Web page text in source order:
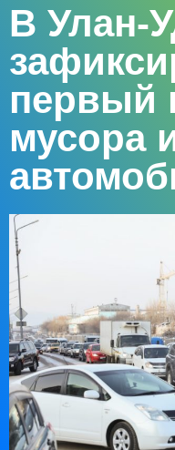
В Улан-
первый
мусора